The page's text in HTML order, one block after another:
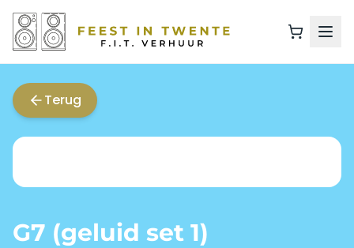
Terug
G7 (geluid set 1)